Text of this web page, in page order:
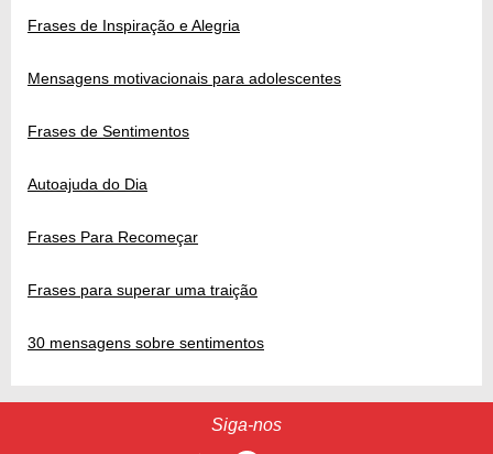
Frases de Inspiração e Alegria
Mensagens motivacionais para adolescentes
Frases de Sentimentos
Autoajuda do Dia
Frases Para Recomeçar
Frases para superar uma traição
30 mensagens sobre sentimentos
Siga-nos